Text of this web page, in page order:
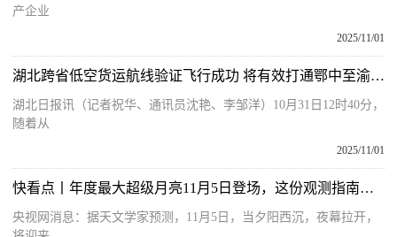
产企业
2025/11/01
湖北跨省低空货运航线验证飞行成功 将有效打通鄂中至渝东区域的航空货运主动脉-观热点
湖北日报讯（记者祝华、通讯员沈艳、李邹洋）10月31日12时40分，
随着从
2025/11/01
快看点丨年度最大超级月亮11月5日登场，这份观测指南请收好！
央视网消息：据天文学家预测，11月5日，当夕阳西沉，夜幕拉开，